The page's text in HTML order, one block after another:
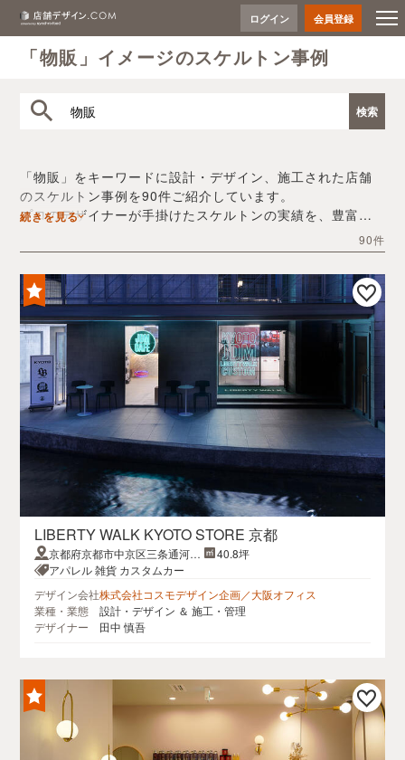
ログイン 会員登録
「物販」イメージのスケルトン事例
「物販」をキーワードに設計・デザイン、施工された店舗
のスケルトン事例を90件ご紹介しています。
プロのデザイナーが手掛けたスケルトンの実績を、豊富な
デザイン内装会社探しや費用感の把握など、「物販」の店
舗イメージを固めるヒントとしてぜひお役立てください。
続きを見る
90件
LIBERTY WALK KYOTO STORE 京都
京都府京都市中京区三条通河原
町東入中島町９２
40.8坪
アパレル 雑貨 カスタムカー
デザイン会社株式会社コスモデザイン企画／大阪オフィス
業種・業態
設計・デザイン ＆ 施工・管理
デザイナー
田中 慎吾